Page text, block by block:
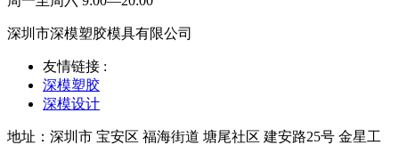
深圳市深模塑胶模具有限公司
友情链接 :
深模塑胶
深模设计
地址：深圳市 宝安区 福海街道 塘尾社区 建安路25号 金星工